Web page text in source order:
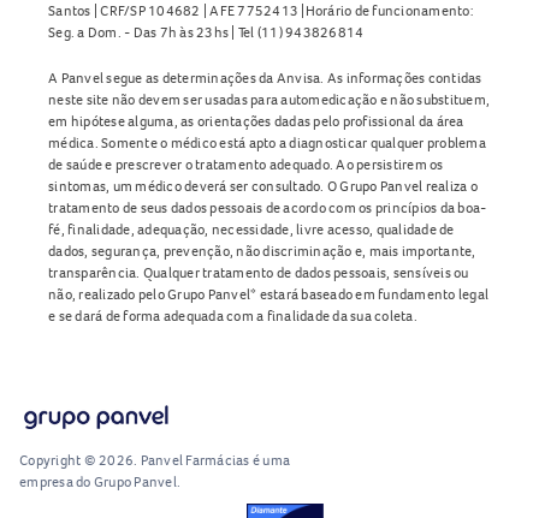
Santos | CRF/SP 104682 | AFE 7752413 |Horário de funcionamento:
Seg. a Dom. - Das 7h às 23hs | Tel (11) 943826814
A Panvel segue as determinações da Anvisa. As informações contidas
neste site não devem ser usadas para automedicação e não substituem,
em hipótese alguma, as orientações dadas pelo profissional da área
médica. Somente o médico está apto a diagnosticar qualquer problema
de saúde e prescrever o tratamento adequado. Ao persistirem os
sintomas, um médico deverá ser consultado. O Grupo Panvel realiza o
tratamento de seus dados pessoais de acordo com os princípios da boa-
fé, finalidade, adequação, necessidade, livre acesso, qualidade de
dados, segurança, prevenção, não discriminação e, mais importante,
transparência. Qualquer tratamento de dados pessoais, sensíveis ou
não, realizado pelo Grupo Panvel* estará baseado em fundamento legal
e se dará de forma adequada com a finalidade da sua coleta.
Copyright © 2026. Panvel Farmácias é uma
empresa do Grupo Panvel.